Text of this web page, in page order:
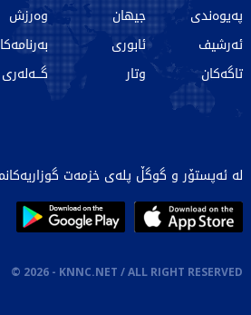
پەیوەندی
ئەرشیف
تاگەکان
جیهان
ئابوری
وتار
وەرزش
گـــەلەری
لە ئەپستۆر و گوگڵ پلەی خزمەت
© 2026 - KNNC.NET / ALL RIGHT RESERVED